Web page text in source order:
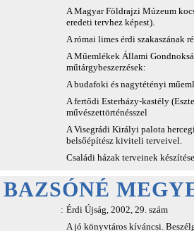
A Magyar Földrajzi Múzeum
eredeti tervhez képest).
A római limes érdi szakaszának
A Műemlékek Állami
műtárgybeszerzések:
A budafoki és nagytétényi
A fertődi Esterházy-kastély
művészettörténésszel
A Visegrádi Királyi palota
belsőépítész kiviteli terveivel.
Családi házak terveinek
BAZSÓNÉ
: Érdi Újság, 2002, 29. szám
A jó könyvtáros kíváncsi.